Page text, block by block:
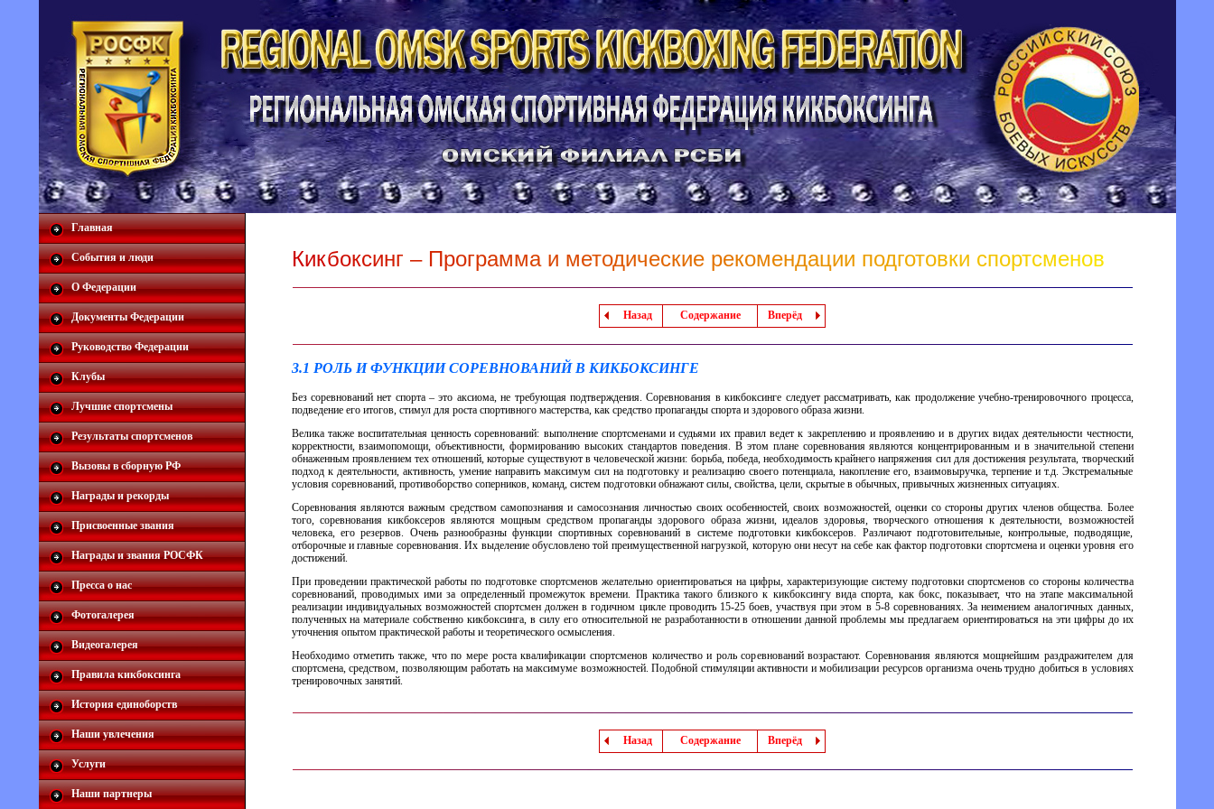
Главная
События и люди
О Федерации
Документы Федерации
Руководство Федерации
Клубы
Лучшие спортсмены
Результаты спортсменов
Вызовы в сборную РФ
Награды и рекорды
Присвоенные звания
Награды и звания РОСФК
Пресса о нас
Фотогалерея
Видеогалерея
Правила кикбоксинга
История единоборств
Наши увлечения
Услуги
Наши партнеры
Кикбоксинг – Программа и методические рекомендации подготовки спортсменов
Назад Содержание Вперёд
3.1 РОЛЬ И ФУНКЦИИ СОРЕВНОВАНИЙ В КИКБОКСИНГЕ
Без соревнований нет спорта – это аксиома, не требующая подтверждения. Соревнования в кикбоксинге следует рассматривать, как продолжение учебно-тренировочного процесса,
подведение его итогов, стимул для роста спортивного мастерства, как средство пропаганды спорта и здорового образа жизни.
Велика также воспитательная ценность соревнований: выполнение спортсменами и судьями их правил ведет к закреплению и проявлению и в других видах деятельности честности,
корректности, взаимопомощи, объективности, формированию высоких стандартов поведения. В этом плане соревнования являются концентрированным и в значительной степени
обнаженным проявлением тех отношений, которые существуют в человеческой жизни: борьба, победа, необходимость крайнего напряжения сил для достижения результата, творческий
подход к деятельности, активность, умение направить максимум сил на подготовку и реализацию своего потенциала, накопление его, взаимовыручка, терпение и т.д. Экстремальные
условия соревнований, противоборство соперников, команд, систем подготовки обнажают силы, свойства, цели, скрытые в обычных, привычных жизненных ситуациях.
Соревнования являются важным средством самопознания и самосознания личностью своих особенностей, своих возможностей, оценки со стороны других членов общества. Более
того, соревнования кикбоксеров являются мощным средством пропаганды здорового образа жизни, идеалов здоровья, творческого отношения к деятельности, возможностей
человека, его резервов. Очень разнообразны функции спортивных соревнований в системе подготовки кикбоксеров. Различают подготовительные, контрольные, подводящие,
отборочные и главные соревнования. Их выделение обусловлено той преимущественной нагрузкой, которую они несут на себе как фактор подготовки спортсмена и оценки уровня его
достижений.
При проведении практической работы по подготовке спортсменов желательно ориентироваться на цифры, характеризующие систему подготовки спортсменов со стороны количества
соревнований, проводимых ими за определенный промежуток времени. Практика такого близкого к кикбоксингу вида спорта, как бокс, показывает, что на этапе максимальной
реализации индивидуальных возможностей спортсмен должен в годичном цикле проводить 15-25 боев, участвуя при этом в 5-8 соревнованиях. За неимением аналогичных данных,
полученных на материале собственно кикбоксинга, в силу его относительной не разработанности в отношении данной проблемы мы предлагаем ориентироваться на эти цифры до их
уточнения опытом практической работы и теоретического осмысления.
Необходимо отметить также, что по мере роста квалификации спортсменов количество и роль соревнований возрастают. Соревнования являются мощнейшим раздражителем для
спортсмена, средством, позволяющим работать на максимуме возможностей. Подобной стимуляции активности и мобилизации ресурсов организма очень трудно добиться в условиях
тренировочных занятий.
Назад Содержание Вперёд